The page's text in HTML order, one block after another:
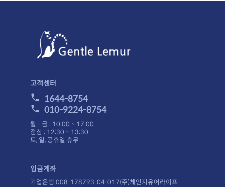
고객센터
1644-8754
010-9224-8754
월 - 금 : 10:00 ~ 17:00
점심 : 12:30 ~ 13:30
토, 일, 공휴일 휴무
입금계좌
기업은행 008-178793-04-017(주)체인지유어라이프